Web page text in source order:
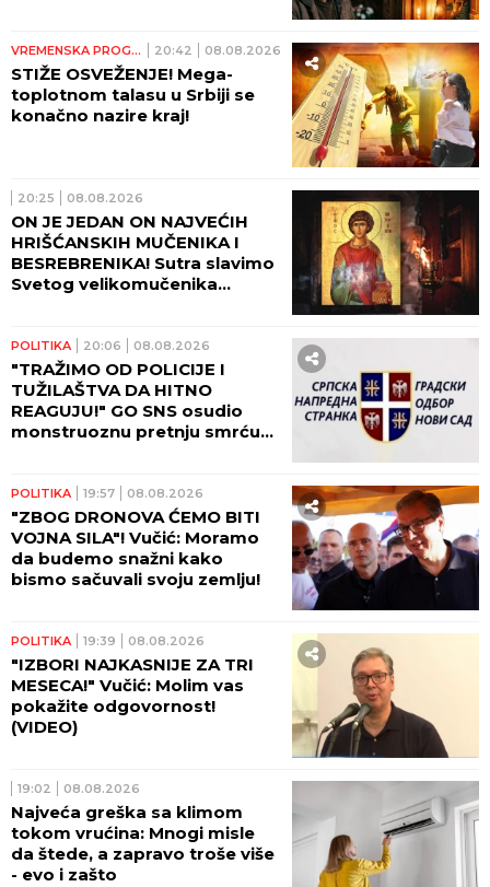
VREMENSKA PROGNOZA 20:42 08.08.2026
STIŽE OSVEŽENJE! Mega-
toplotnom talasu u Srbiji se
konačno nazire kraj!
20:25 08.08.2026
ON JE JEDAN ON NAJVEĆIH
HRIŠĆANSKIH MUČENIKA I
BESREBRENIKA! Sutra slavimo
Svetog velikomučenika
POLITIKA 20:06 08.08.2026
"TRAŽIMO OD POLICIJE I
TUŽILAŠTVA DA HITNO
REAGUJU!" GO SNS osudio
monstruoznu pretnju smrću
POLITIKA 19:57 08.08.2026
"ZBOG DRONOVA ĆEMO BITI
VOJNA SILA"! Vučić: Moramo
da budemo snažni kako
bismo sačuvali svoju zemlju!
POLITIKA 19:39 08.08.2026
"IZBORI NAJKASNIJE ZA TRI
MESECA!" Vučić: Molim vas
pokažite odgovornost!
(VIDEO)
19:02 08.08.2026
Najveća greška sa klimom
tokom vrućina: Mnogi misle
da štede, a zapravo troše više
- evo i zašto